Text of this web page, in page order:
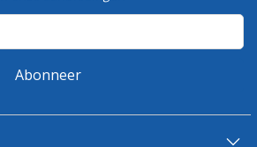
Abonneer